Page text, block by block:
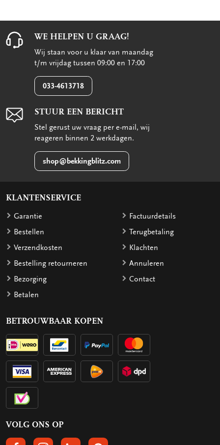
WE HELPEN U GRAAG!
Wij staan voor u klaar van maandag
t/m vrijdag tussen 09:00 en 17:00
033-4613718
STUUR EEN BERICHT
Stel gerust uw vraag per e-mail, wij
reageren binnen 2 werkdagen.
shop@bekkingblitz.com
KLANTENSERVICE
Garantie
Bestellen
Verzendkosten
Bestelling retourneren
Bezorging
Betalen
Factuurdetails
Terugbetaling
Klachten
Annuleren
Contact
BETROUWBAAR KOPEN
VOLG ONS OP